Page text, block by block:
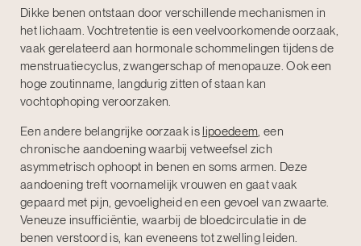
Dikke benen ontstaan door verschillende mechanismen in
het lichaam. Vochtretentie is een veelvoorkomende oorzaak,
vaak gerelateerd aan hormonale schommelingen tijdens de
menstruatiecyclus, zwangerschap of menopauze. Ook een
hoge zoutinname, langdurig zitten of staan kan
vochtophoping veroorzaken.
Een andere belangrijke oorzaak is lipoedeem, een
chronische aandoening waarbij vetweefsel zich
asymmetrisch ophoopt in benen en soms armen. Deze
aandoening treft voornamelijk vrouwen en gaat vaak
gepaard met pijn, gevoeligheid en een gevoel van zwaarte.
Veneuze insufficiëntie, waarbij de bloedcirculatie in de
benen verstoord is, kan eveneens tot zwelling leiden.